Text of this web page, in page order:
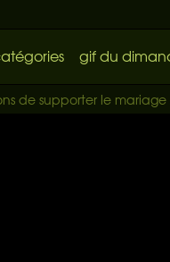
gif du
de supporter le